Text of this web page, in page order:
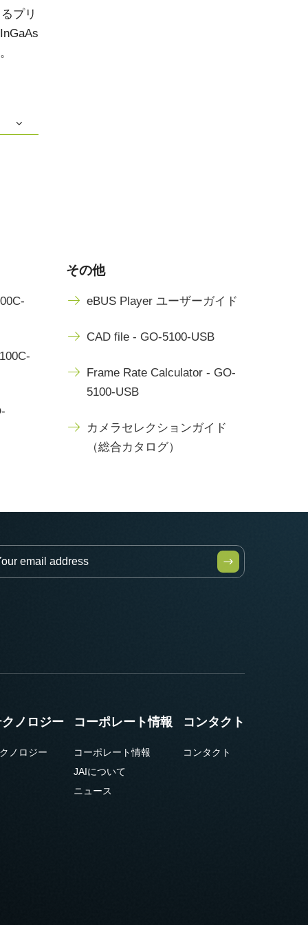
プリ
その他
eBUS Player ユーザーガイド
CAD file - GO-5100-USB
Frame Rate Calculator - GO-
5100-USB
カメラセレクションガイド
（総合カタログ）
クノロジー
ノロジー
コーポレート情報
コーポレート情報
JAIについて
ニュース
コンタクト
コンタクト